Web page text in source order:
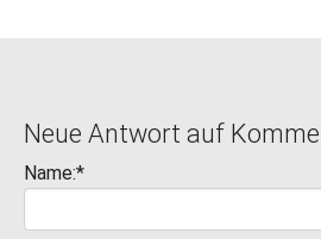
Neue Antwort auf
Name:*